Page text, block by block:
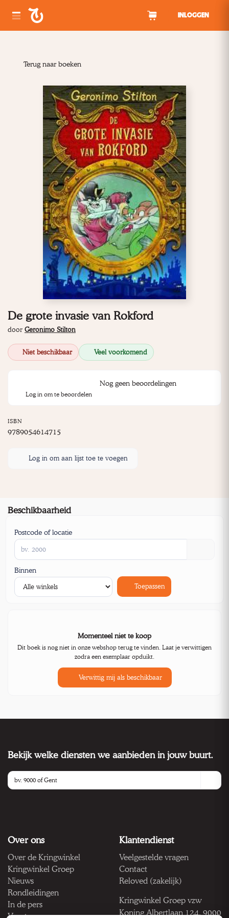
INLOGGEN
Terug naar boeken
De grote invasie van Rokford
door Geronimo Stilton
Niet beschikbaar Veel voorkomend
Nog geen beoordelingen
Log in om te beoordelen
ISBN
9789054614715
Log in om aan lijst toe te voegen
Beschikbaarheid
Postcode of locatie
Binnen
Toepassen
Momenteel niet te koop
Dit boek is nog niet in onze webshop terug te vinden. Laat je verwittigen
zodra een exemplaar opduikt.
Verwittig mij als beschikbaar
Bekijk welke diensten we aanbieden in jouw buurt.
Over ons
Over de Kringwinkel
Kringwinkel Groep
Nieuws
Rondleidingen
In de pers
Klantendienst
Veelgestelde vragen
Contact
Reloved (zakelijk)
Kringwinkel Groep vzw
Koning Albertlaan 124, 9000